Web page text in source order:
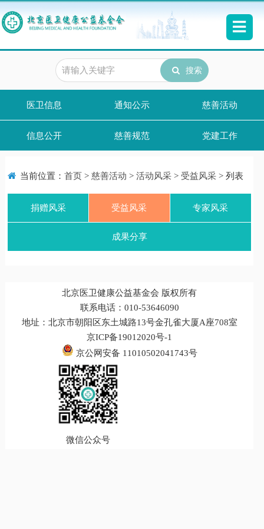
搜索
医卫信息 通知公示 慈善活动
信息公开 慈善规范 党建工作
当前位置： 首页> 慈善活动 > 活动风采> 受益风采> 列表
捐赠风采 受益风采 专家风采
成果分享
北京医卫健康公益基金会 版权所有
联系电话：010-53646090
地址：北京市朝阳区东土城路13号金孔雀大厦A座708室
京ICP备19012020号-1
京公网安备 11010502041743号
微信公众号